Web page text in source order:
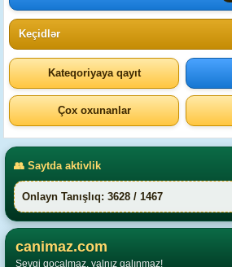
Keçidlər
Kateqoriyaya qayıt
Çox oxunanlar
👥 Saytda aktivlik
Onlayn Tanışlıq: 3628 / 1467
canimaz.com
Sevgi qocalmaz, yalnız qalınmaz!